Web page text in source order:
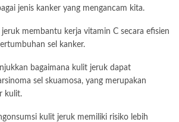
jenis kanker yang mengancam kita.
membantu kerja vitamin C secara efisien
sel kanker.
bagaimana kulit jeruk dapat
sel skuamosa, yang merupakan
kulit.
kulit jeruk memiliki risiko lebih